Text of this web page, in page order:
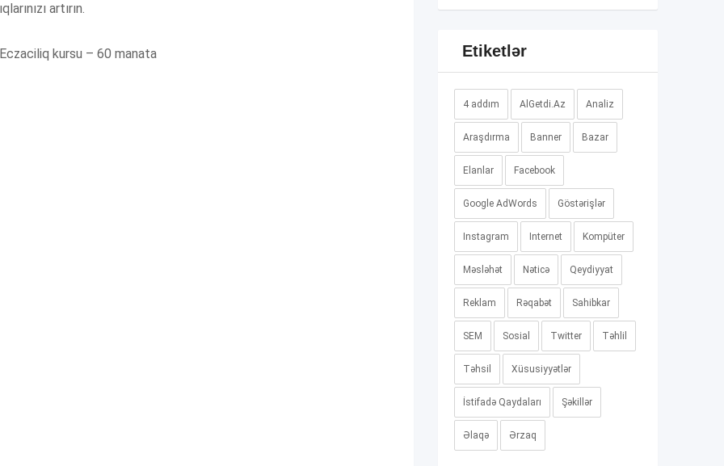
artırın.
kursu – 60 manata Etiketlər
4 addım AlGetdi.Az Analiz
Araşdırma Banner Bazar
Elanlar Facebook
Google AdWords Göstərişlər
Instagram Internet Kompüter
Məsləhət Nəticə Qeydiyyat
Reklam Rəqabət Sahibkar
SEM Sosial Twitter Təhlil
Təhsil Xüsusiyyətlər
İstifadə Qaydaları Şəkillər
Əlaqə Ərzaq